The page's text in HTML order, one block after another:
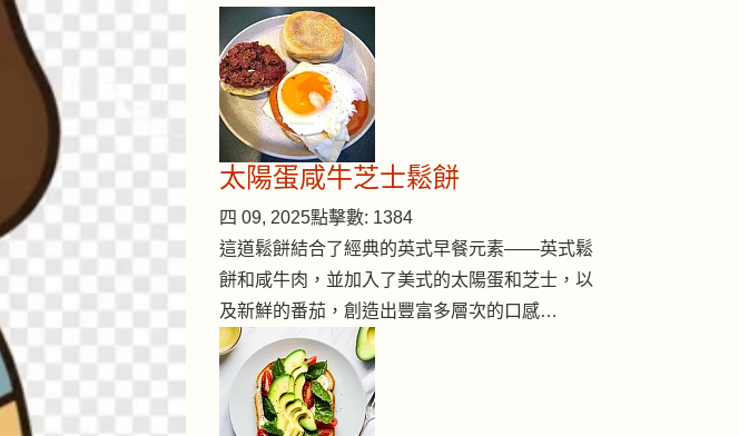
太陽蛋咸牛芝士鬆餅
四 09, 2025點擊數: 1384
這道鬆餅結合了經典的英式早餐元素——英式鬆
餅和咸牛肉，並加入了美式的太陽蛋和芝士，以
及新鮮的番茄，創造出豐富多層次的口感…